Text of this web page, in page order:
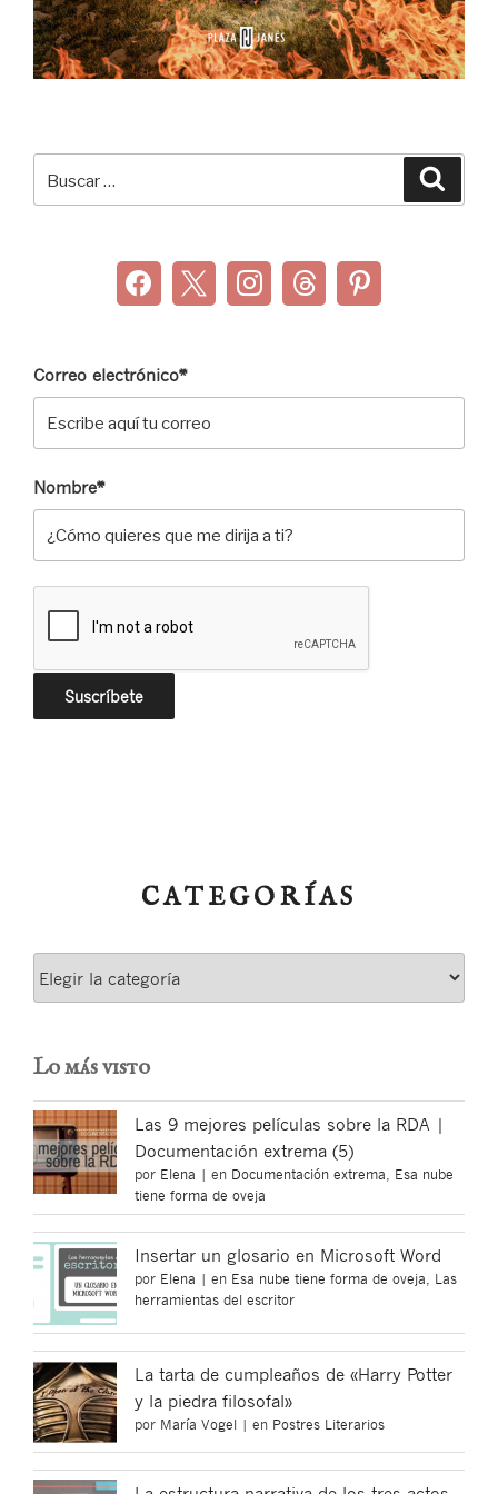
por:
Correo electrónico*
Nombre*
CATEGORÍAS
Lo más visto
Las 9 mejores películas sobre la RDA |
Documentación extrema (5)
por Elena | en Documentación extrema, Esa nube
tiene forma de oveja
Insertar un glosario en Microsoft Word
por Elena | en Esa nube tiene forma de oveja, Las
herramientas del escritor
La tarta de cumpleaños de «Harry Potter
y la piedra filosofal»
por María Vogel | en Postres Literarios